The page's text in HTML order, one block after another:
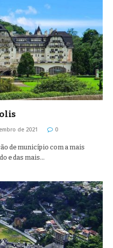
de 2021 0
de município com a mais
e das mais…